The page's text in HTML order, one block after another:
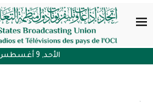
الأحد, 9 أغسطس , 2026